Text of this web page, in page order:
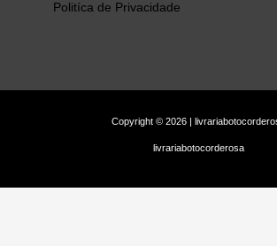
Politíca de Privacidade
Copyright © 2026 |
livrariabotocorderosa